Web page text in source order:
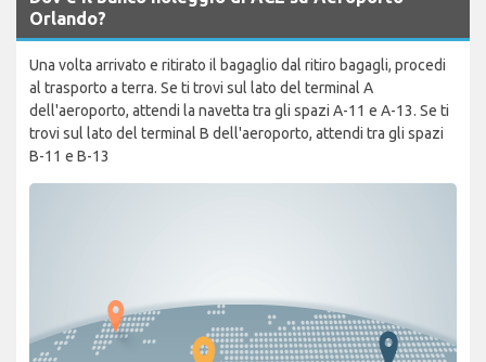
Orlando?
Una volta arrivato e ritirato il bagaglio dal ritiro bagagli, procedi
al trasporto a terra. Se ti trovi sul lato del terminal A
dell'aeroporto, attendi la navetta tra gli spazi A-11 e A-13. Se ti
trovi sul lato del terminal B dell'aeroporto, attendi tra gli spazi
B-11 e B-13